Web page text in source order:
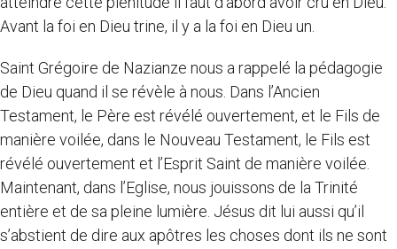
Avant la foi en Dieu trine, il y a la foi en Dieu un.
Saint Grégoire de Nazianze nous a rappelé la pédagogie
de Dieu quand il se révèle à nous. Dans l’Ancien
Testament, le Père est révélé ouvertement, et le Fils de
manière voilée, dans le Nouveau Testament, le Fils est
révélé ouvertement et l’Esprit Saint de manière voilée.
Maintenant, dans l’Eglise, nous jouissons de la Trinité
entière et de sa pleine lumière. Jésus dit lui aussi qu’il
s’abstient de dire aux apôtres les choses dont ils ne sont